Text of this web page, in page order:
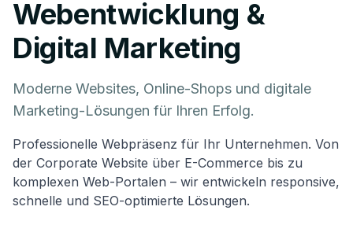
Webentwicklung &
Digital Marketing
Moderne Websites, Online-Shops und digitale
Marketing-Lösungen für Ihren Erfolg.
Professionelle Webpräsenz für Ihr Unternehmen. Von
der Corporate Website über E-Commerce bis zu
komplexen Web-Portalen – wir entwickeln responsive,
schnelle und SEO-optimierte Lösungen.